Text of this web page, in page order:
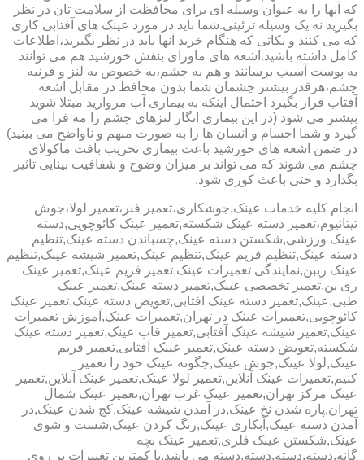
که آنها را به عنوان وسیله ای برای محافظت از سلامت تان در نظر
بگیرید نه یک وسیله تزئینی.شما باید در مورد عینک های آفتابی کاری
که می کنند و نکاتی که هنگام خرید آنها باید در نظر بگیرید،اطلاعات
کامل داشته باشید.اشعه های ماورای بنفش خورشید هم می توانند
به پوست آسیب برسانند و هم به چشم،به خصوص به لنز و قرنیه
چشم،هرقدر بیشتر چشمان شما بدون محافظ در مقابل اشعه
آفتاب قرار بگیرد احتمال اینکه به بیماری آب مروارید مبتلا شوید
بیشتر می شود (در این بیماری انگار لنزهای چشم را مه فرا می
گیرد و شما اجسام و انسان ها را به صورت مبهم و ناواضح می بینید)
در ضمن اشعه های خورشید باعث بیماری تخریب بافت ماکولای
چشم می شوند که می تواند بر میزان وضوح و شفافیت بینایی تاثیر
بگذارد و حتی باعث کوری شود.
انجام کلیه خدمات عینک,جوشکاری،تعمیر فنر،تعمیر لولا،جوش
تیتانیوم،تعمیر دسته عینک شکسته,تعمیر عینک کائوچویی,دسته
عینک ورزشی,شکستن دسته عینک,چسباندن دسته عینک,تنظیم
دسته عینک,تنظیم فریم عینک,تنظیم عینک,تعمیر شیشه عینک,تنظیم
عینک ریبن,نمایندگی تعمیرات عینک,تعمیر فریم عینک,تعمیر عینک
ری بن,تعمیر تخصصی عینک,تعمیر دسته عینک,تعمیر عینک
طبی,عینک,تعمیر دسته عینک افتابی,تعویض دسته عینک,تعمیر عینک
کائوچویی,تعمیرات عینک در تهران,تعمیرات عینک,آموزش تعمیرات
عینک,تعمیر شیشه عینک آفتابی,تعمیر قاب عینک,تعمیر دسته عینک
شکسته,تعویض دسته عینک,تعمیر عینک آفتابی,تعمیر فریم
عینک,لولا عینک,جوش عینک,چگونه عینک خود را تعمیر
کنیم,تعمیرات عینک آنلاین,تعمیر لولا عینک,تعمیر عینک آنلاین,تعمیر
عینک مرکز تهران,تعمیر عینک غرب تهران,تعمیر عینک شمال
تهران,پاره شدن نخ عینک,در آمدن شیشه عینک,کج شدن عینک,در
آمدن دسته عینک,آبکاری عینک,رنگ کردن عینک,شست و شوی
عینک,شکستن عینک فلزی,تعمیر عینک بچه
گانه,دسته,دسته,دسته,دسته می باشد.با کمترین تغییرات بر روی